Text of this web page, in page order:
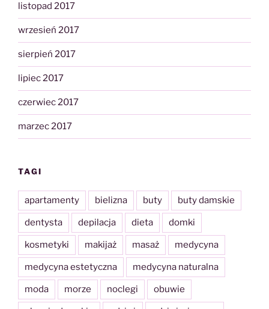
listopad 2017
wrzesień 2017
sierpień 2017
lipiec 2017
czerwiec 2017
marzec 2017
TAGI
apartamenty bielizna buty buty damskie
dentysta depilacja dieta domki
kosmetyki makijaż masaż medycyna
medycyna estetyczna medycyna naturalna
moda morze noclegi obuwie